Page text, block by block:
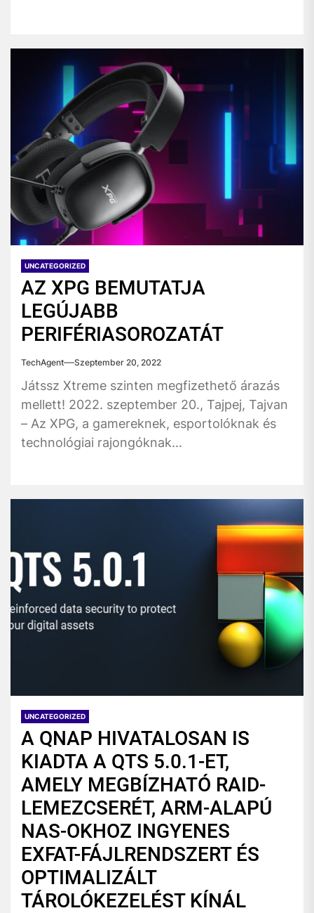
UNCATEGORIZED
AZ XPG BEMUTATJA
LEGÚJABB
PERIFÉRIASOROZATÁT
TechAgent Szeptember 20, 2022
Játssz Xtreme szinten megfizethető árazás
mellett! 2022. szeptember 20., Tajpej, Tajvan
– Az XPG, a gamereknek, esportolóknak és
technológiai rajongóknak...
UNCATEGORIZED
A QNAP HIVATALOSAN IS
KIADTA A QTS 5.0.1-ET,
AMELY MEGBÍZHATÓ RAID-
LEMEZCSERÉT, ARM-ALAPÚ
NAS-OKHOZ INGYENES
EXFAT-FÁJLRENDSZERT ÉS
OPTIMALIZÁLT
TÁROLÓKEZELÉST KÍNÁL